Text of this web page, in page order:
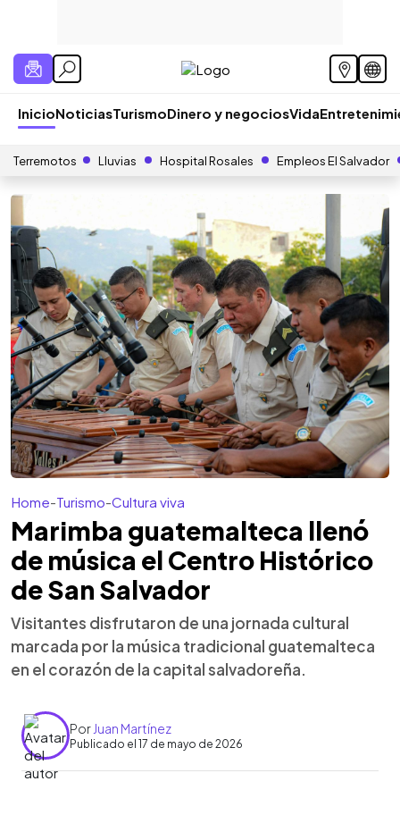
InicioNoticiasTurismoDinero y negociosVida
Terremotos Lluvias Hospital Rosales Empleos El Salvador
Home-Turismo-Cultura viva
Marimba guatemalteca llenó
de música el Centro Histórico
de San Salvador
Visitantes disfrutaron de una jornada cultural
marcada por la música tradicional guatemalteca
en el corazón de la capital salvadoreña.
Por Juan Martínez
Publicado el 17 de mayo de 2026